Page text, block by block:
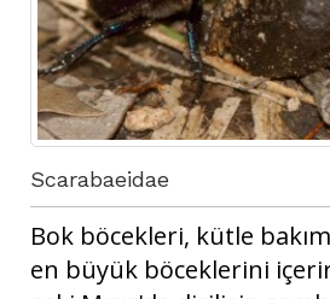
Scarabaeidae
Bok böcekleri, kütle
en büyük böceklerini